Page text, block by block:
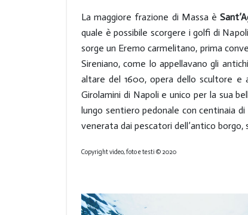
La maggiore frazione di Massa è
quale è possibile scorgere i golfi di
sorge un Eremo carmelitano, prima
Sireniano, come lo appellavano gli
altare del 1600, opera dello scultore e
Girolamini di Napoli e unico per la sua
lungo sentiero pedonale con centinaia
venerata dai pescatori dell’antico
Copyright video, foto e testi © 2020